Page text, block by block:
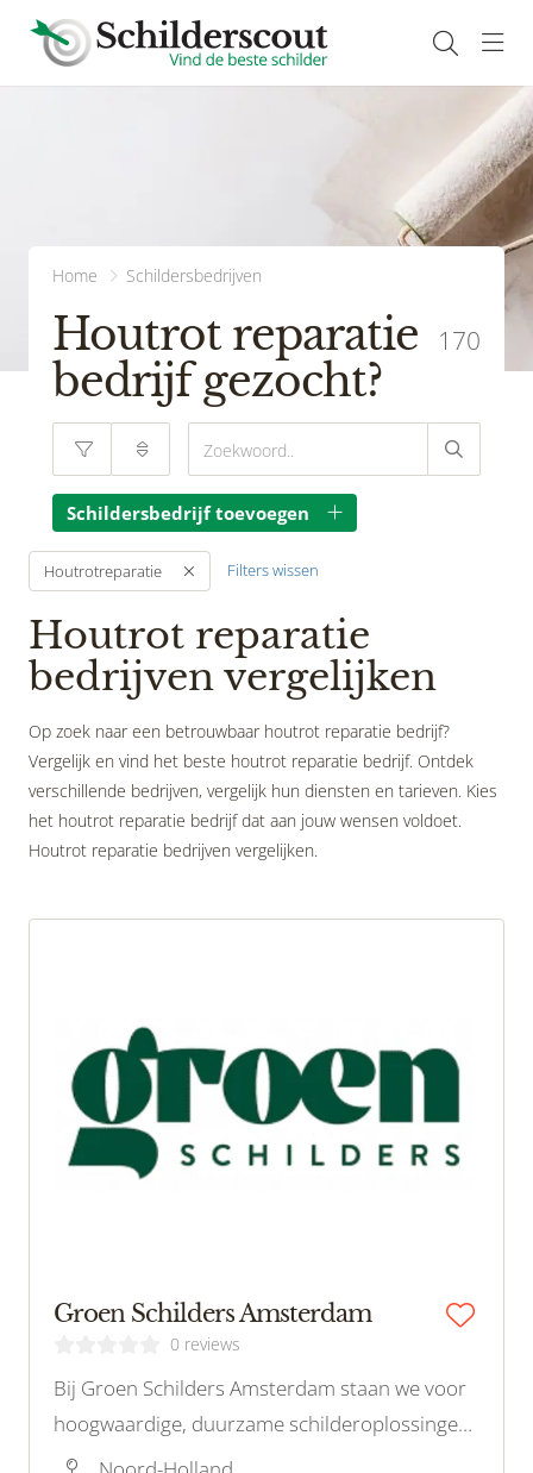
Home Schildersbedrijven
Houtrot reparatie
bedrijf gezocht?
170
Schildersbedrijf toevoegen
Houtrotreparatie Filters wissen
Houtrot reparatie
bedrijven vergelijken
Op zoek naar een betrouwbaar houtrot reparatie bedrijf?
Vergelijk en vind het beste houtrot reparatie bedrijf. Ontdek
verschillende bedrijven, vergelijk hun diensten en tarieven. Kies
het houtrot reparatie bedrijf dat aan jouw wensen voldoet.
Houtrot reparatie bedrijven vergelijken.
Groen Schilders Amsterdam
0 reviews
Bij Groen Schilders Amsterdam staan we voor
hoogwaardige, duurzame schilderoplossingen
die zowel uw woning als het milieu ten goede